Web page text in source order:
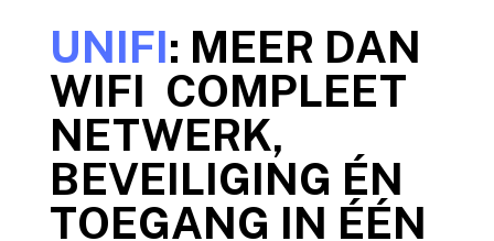
UNIFI: MEER DAN
WIFI COMPLEET
NETWERK,
BEVEILIGING ÉN
TOEGANG IN ÉÉN